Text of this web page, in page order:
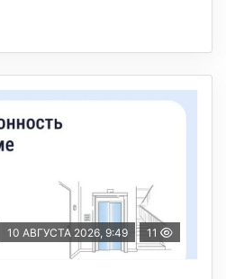
10 АВГУСТА 2026, 9:49 11